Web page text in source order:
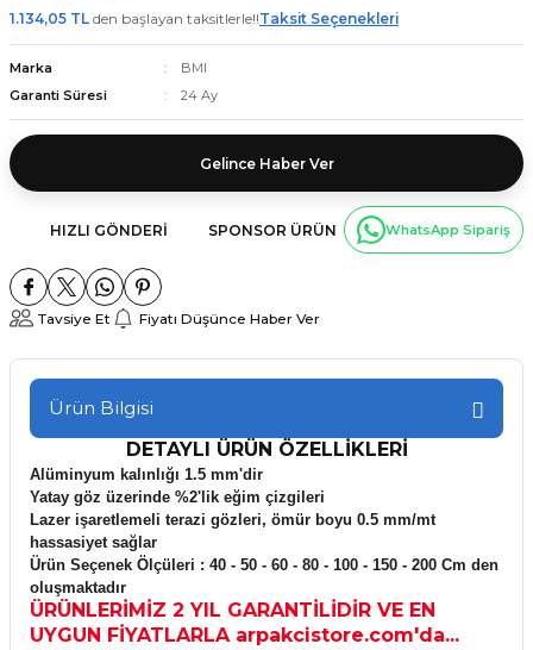
1.134,05 TL den başlayan taksitlerle!!Taksit Seçenekleri
Marka
BMI
Garanti Süresi
24 Ay
Gelince Haber Ver
HIZLI GÖNDERI SPONSOR ÜRÜN WhatsApp Sipariş
Tavsiye Et Fiyatı Düşünce Haber Ver
Ürün Bilgisi
DETAYLI ÜRÜN ÖZELLİKLERİ
Alüminyum kalınlığı 1.5 mm'dir
Yatay göz üzerinde %2'lik eğim çizgileri
Lazer işaretlemeli terazi gözleri, ömür boyu 0.5 mm/mt
hassasiyet sağlar
Ürün Seçenek Ölçüleri : 40 - 50 - 60 - 80 - 100 - 150 - 200 Cm den
oluşmaktadır
ÜRÜNLERİMİZ 2 YIL GARANTİLİDİR VE EN
UYGUN FİYATLARLA arpakcistore.com'da...